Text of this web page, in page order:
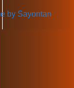
by Sayontan